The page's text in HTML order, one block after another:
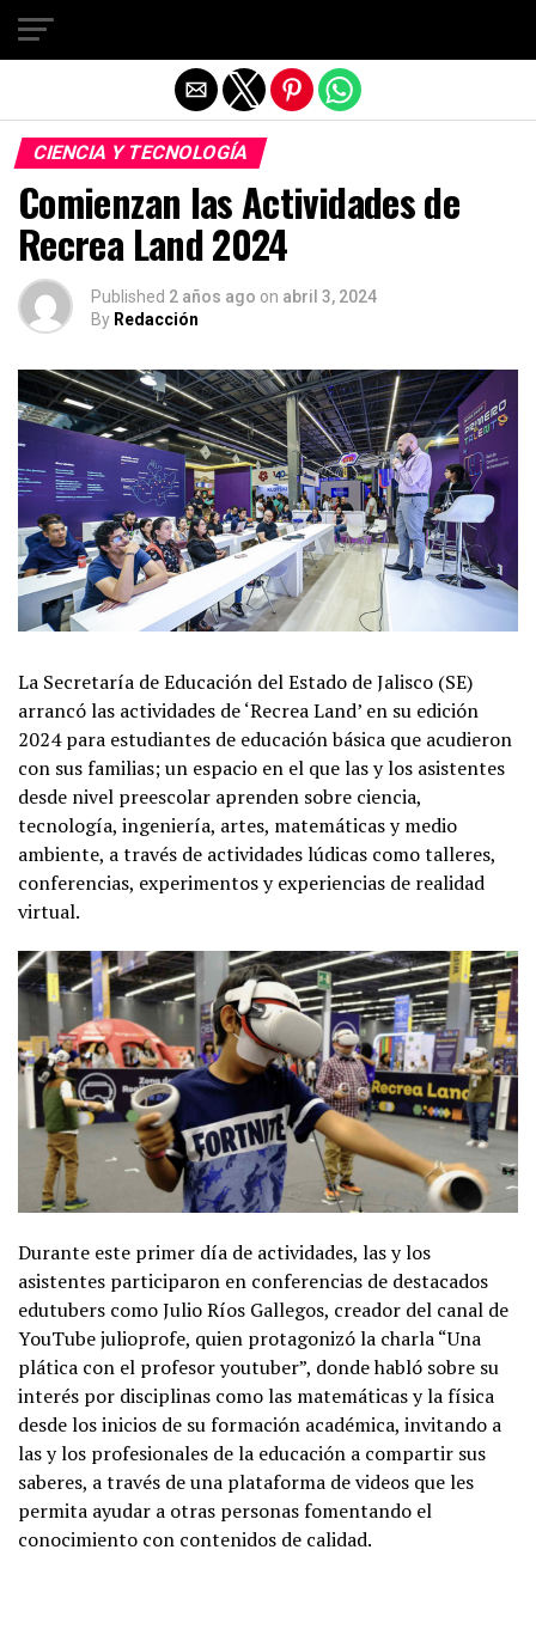
CIENCIA Y TECNOLOGÍA
Comienzan las Actividades de
Recrea Land 2024
Published 2 años ago on abril 3, 2024
By Redacción
La Secretaría de Educación del Estado de Jalisco (SE)
arrancó las actividades de ‘Recrea Land’ en su edición
2024 para estudiantes de educación básica que acudieron
con sus familias; un espacio en el que las y los asistentes
desde nivel preescolar aprenden sobre ciencia,
tecnología, ingeniería, artes, matemáticas y medio
ambiente, a través de actividades lúdicas como talleres,
conferencias, experimentos y experiencias de realidad
virtual.
Durante este primer día de actividades, las y los
asistentes participaron en conferencias de destacados
edutubers como Julio Ríos Gallegos, creador del canal de
YouTube julioprofe, quien protagonizó la charla “Una
plática con el profesor youtuber”, donde habló sobre su
interés por disciplinas como las matemáticas y la física
desde los inicios de su formación académica, invitando a
las y los profesionales de la educación a compartir sus
saberes, a través de una plataforma de videos que les
permita ayudar a otras personas fomentando el
conocimiento con contenidos de calidad.